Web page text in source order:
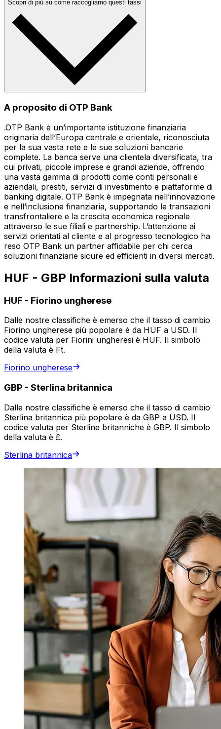
Scopri di più su come raccogliamo questi tassi
A proposito di OTP Bank
.OTP Bank è un’importante istituzione finanziaria
originaria dell’Europa centrale e orientale, riconosciuta
per la sua vasta rete e le sue soluzioni bancarie
complete. La banca serve una clientela diversificata, tra
cui privati, piccole imprese e grandi aziende, offrendo
una vasta gamma di prodotti come conti personali e
aziendali, prestiti, servizi di investimento e piattaforme di
banking digitale. OTP Bank è impegnata nell’innovazione
e nell’inclusione finanziaria, supportando le transazioni
transfrontaliere e la crescita economica regionale
attraverso le sue filiali e partnership. L’attenzione ai
servizi orientati al cliente e al progresso tecnologico ha
reso OTP Bank un partner affidabile per chi cerca
soluzioni finanziarie sicure ed efficienti in diversi mercati.
HUF - GBP Informazioni sulla valuta
HUF - Fiorino ungherese
Dalle nostre classifiche è emerso che il tasso di cambio
Fiorino ungherese più popolare è da HUF a USD. Il
codice valuta per Fiorini ungheresi è HUF. Il simbolo
della valuta è Ft.
Fiorino ungherese
GBP - Sterlina britannica
Dalle nostre classifiche è emerso che il tasso di cambio
Sterlina britannica più popolare è da GBP a USD. Il
codice valuta per Sterline britanniche è GBP. Il simbolo
della valuta è £.
Sterlina britannica